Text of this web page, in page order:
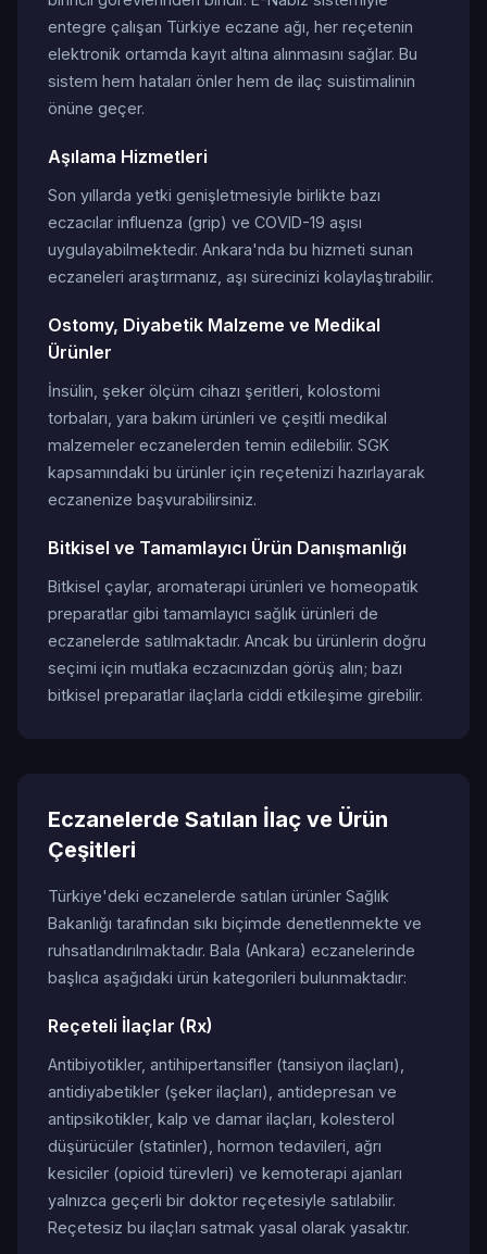
entegre çalışan Türkiye eczane ağı, her reçetenin
elektronik ortamda kayıt altına alınmasını sağlar. Bu
sistem hem hataları önler hem de ilaç suistimalinin
önüne geçer.
Aşılama Hizmetleri
Son yıllarda yetki genişletmesiyle birlikte bazı
eczacılar influenza (grip) ve COVID-19 aşısı
uygulayabilmektedir. Ankara'nda bu hizmeti sunan
eczaneleri araştırmanız, aşı sürecinizi kolaylaştırabilir.
Ostomy, Diyabetik Malzeme ve Medikal
Ürünler
İnsülin, şeker ölçüm cihazı şeritleri, kolostomi
torbaları, yara bakım ürünleri ve çeşitli medikal
malzemeler eczanelerden temin edilebilir. SGK
kapsamındaki bu ürünler için reçetenizi hazırlayarak
eczanenize başvurabilirsiniz.
Bitkisel ve Tamamlayıcı Ürün Danışmanlığı
Bitkisel çaylar, aromaterapi ürünleri ve homeopatik
preparatlar gibi tamamlayıcı sağlık ürünleri de
eczanelerde satılmaktadır. Ancak bu ürünlerin doğru
seçimi için mutlaka eczacınızdan görüş alın; bazı
bitkisel preparatlar ilaçlarla ciddi etkileşime girebilir.
Eczanelerde Satılan İlaç ve Ürün
Çeşitleri
Türkiye'deki eczanelerde satılan ürünler Sağlık
Bakanlığı tarafından sıkı biçimde denetlenmekte ve
ruhsatlandırılmaktadır. Bala (Ankara) eczanelerinde
başlıca aşağıdaki ürün kategorileri bulunmaktadır:
Reçeteli İlaçlar (Rx)
Antibiyotikler, antihipertansifler (tansiyon ilaçları),
antidiyabetikler (şeker ilaçları), antidepresan ve
antipsikotikler, kalp ve damar ilaçları, kolesterol
düşürücüler (statinler), hormon tedavileri, ağrı
kesiciler (opioid türevleri) ve kemoterapi ajanları
yalnızca geçerli bir doktor reçetesiyle satılabilir.
Reçetesiz bu ilaçları satmak yasal olarak yasaktır.